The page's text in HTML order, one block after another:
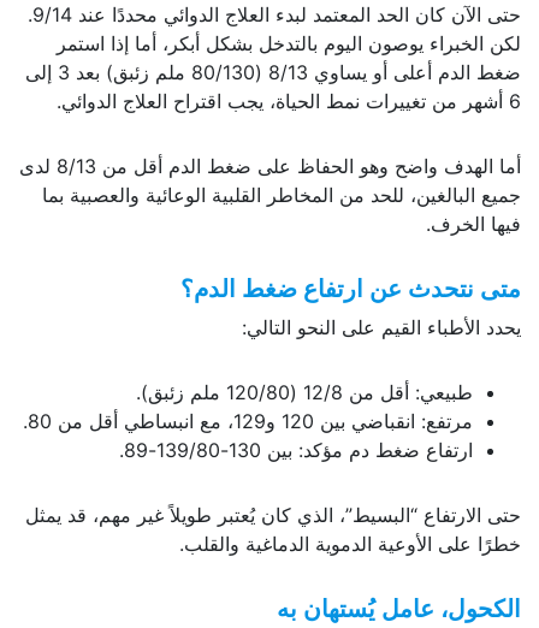
حتى الآن كان الحد المعتمد لبدء العلاج الدوائي محددًا عند 9/14.
لكن الخبراء يوصون اليوم بالتدخل بشكل أبكر، أما إذا استمر
ضغط الدم أعلى أو يساوي 8/13 (80/130 ملم زئبق) بعد 3 إلى
6 أشهر من تغييرات نمط الحياة، يجب اقتراح العلاج الدوائي.
أما الهدف واضح وهو الحفاظ على ضغط الدم أقل من 8/13 لدى
جميع البالغين، للحد من المخاطر القلبية الوعائية والعصبية بما
فيها الخرف.
متى نتحدث عن ارتفاع ضغط الدم؟
يحدد الأطباء القيم على النحو التالي:
طبيعي: أقل من 12/8 (120/80 ملم زئبق).
مرتفع: انقباضي بين 120 و129، مع انبساطي أقل من 80.
ارتفاع ضغط دم مؤكد: بين 130-139/80-89.
حتى الارتفاع “البسيط”، الذي كان يُعتبر طويلاً غير مهم، قد يمثل
خطرًا على الأوعية الدموية الدماغية والقلب.
الكحول، عامل يُستهان به